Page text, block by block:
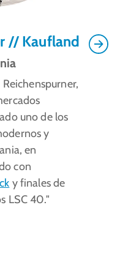
// Kaufland
uno de los
y
en
con
y finales de
LSC 40."
Next